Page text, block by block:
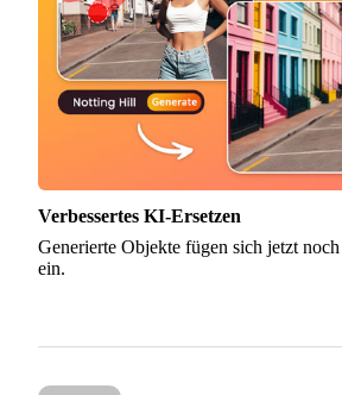
Verbessertes KI-Ersetzen
Generierte Objekte fügen sich jetzt
ein.